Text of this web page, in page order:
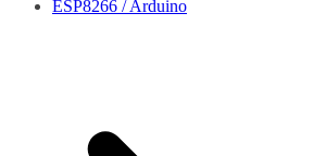
ESP8266 / Arduino